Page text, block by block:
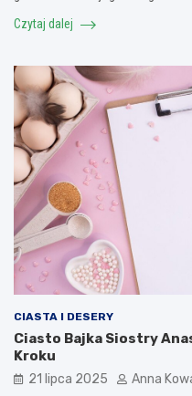
Czytaj dalej
CIASTA I DESERY
Ciasto Bajka Siostry
Kroku
21 lipca 2025 Anna